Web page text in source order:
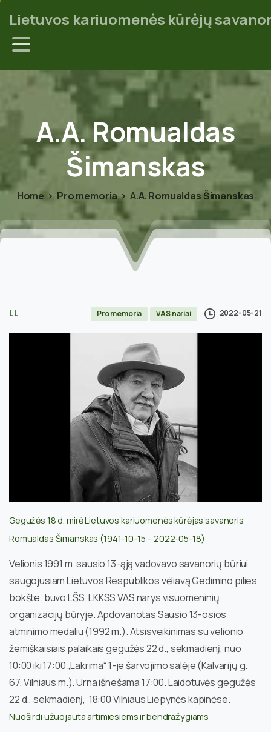
Lietuvos kariuomenės kūrėjų
A.A.Romualdas
Šimanskas
Home Pro memoria A.A. Romualdas Šimanskas
LL Pro memoria VAS nariai 2022-05-21
Gegužės 18 d. mirėLietuvos kariuomenės kūrėjas savanoris
Romualdas Šimanskas (1941-10-15 – 2022-05-18)
Velionis 1991 m. sausio 13-ąją vadovavo savanorių būriui,
saugojusiam Lietuvos Respublikos vėliavą Gedimino pilies
bokšte, buvo LŠS, LKKSS VAS narys visuomeninių
organizacijų būryje. Apdovanotas Sausio 13-osios
atminimo medaliu (1992 m.). Atsisveikinimas su velionio
žemiškaisiais palaikais gegužės 22 d., sekmadienį, nuo
10:00 iki 17:00 „Lakrima“ 1-je šarvojimo salėje (Kalvarijų g.
67, Vilniaus m.). Urna išnešama 17:00. Laidotuvės gegužės
22 d., sekmadienį, 18:00 Vilniaus Liepynės kapinėse.
Nuoširdi užuojauta artimiesiems ir bendražygiams